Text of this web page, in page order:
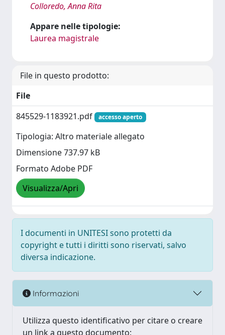
Colloredo, Anna Rita
Appare nelle tipologie:
Laurea magistrale
File in questo prodotto:
File
845529-1183921.pdf
accesso aperto
Tipologia: Altro materiale allegato
Dimensione 737.97 kB
Formato Adobe PDF
Visualizza/Apri
I documenti in UNITESI sono protetti da
copyright e tutti i diritti sono riservati, salvo
diversa indicazione.
Informazioni
Utilizza questo identificativo per citare o creare
un link a questo documento: